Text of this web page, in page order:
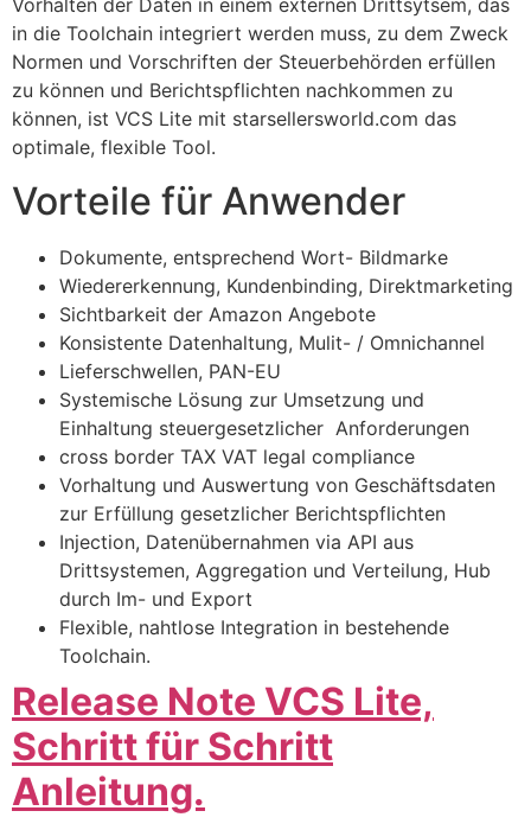
Vorhalten der Daten in einem externen Drittsytsem, das
in die Toolchain integriert werden muss, zu dem Zweck
Normen und Vorschriften der Steuerbehörden erfüllen
zu können und Berichtspflichten nachkommen zu
können, ist VCS Lite mit starsellersworld.com das
optimale, flexible Tool.
Vorteile für Anwender
Dokumente, entsprechend Wort- Bildmarke
Wiedererkennung, Kundenbinding, Direktmarketing
Sichtbarkeit der Amazon Angebote
Konsistente Datenhaltung, Mulit- / Omnichannel
Lieferschwellen, PAN-EU
Systemische Lösung zur Umsetzung und
Einhaltung steuergesetzlicher Anforderungen
cross border TAX VAT legal compliance
Vorhaltung und Auswertung von Geschäftsdaten
zur Erfüllung gesetzlicher Berichtspflichten
Injection, Datenübernahmen via API aus
Drittsystemen, Aggregation und Verteilung, Hub
durch Im- und Export
Flexible, nahtlose Integration in bestehende
Toolchain.
Release Note VCS Lite,
Schritt für Schritt
Anleitung.